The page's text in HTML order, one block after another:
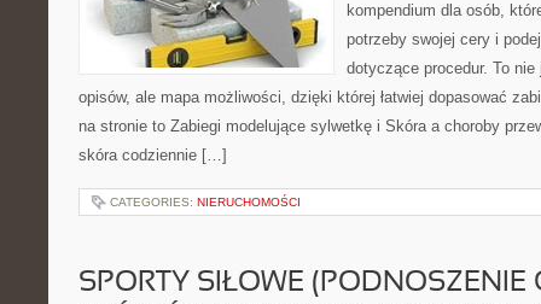
kompendium dla osób,
potrzeby swojej cery i
dotyczące procedur. To
opisów, ale mapa możliwości, dzięki której łatwiej dopasować
na stronie to Zabiegi modelujące sylwetkę i Skóra a choroby
skóra codziennie […]
CATEGORIES: NIERUCHOMOŚCI
SPORTY SIŁOWE (PODNOSZENIE